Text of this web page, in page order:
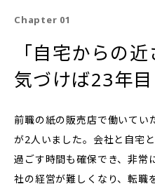
Chapter 01
「自宅からの
気づけば23年目
前職の紙の販売店で働いてい
が2人いました。会社と自宅
過ごす時間も確保でき、非常
社の経営が難しくなり、転職